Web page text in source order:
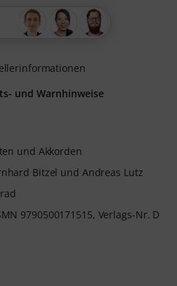
und Akkorden
Bitzel und Andreas Lutz
9790500171515, Verlags-Nr. D
und Warnhinweise